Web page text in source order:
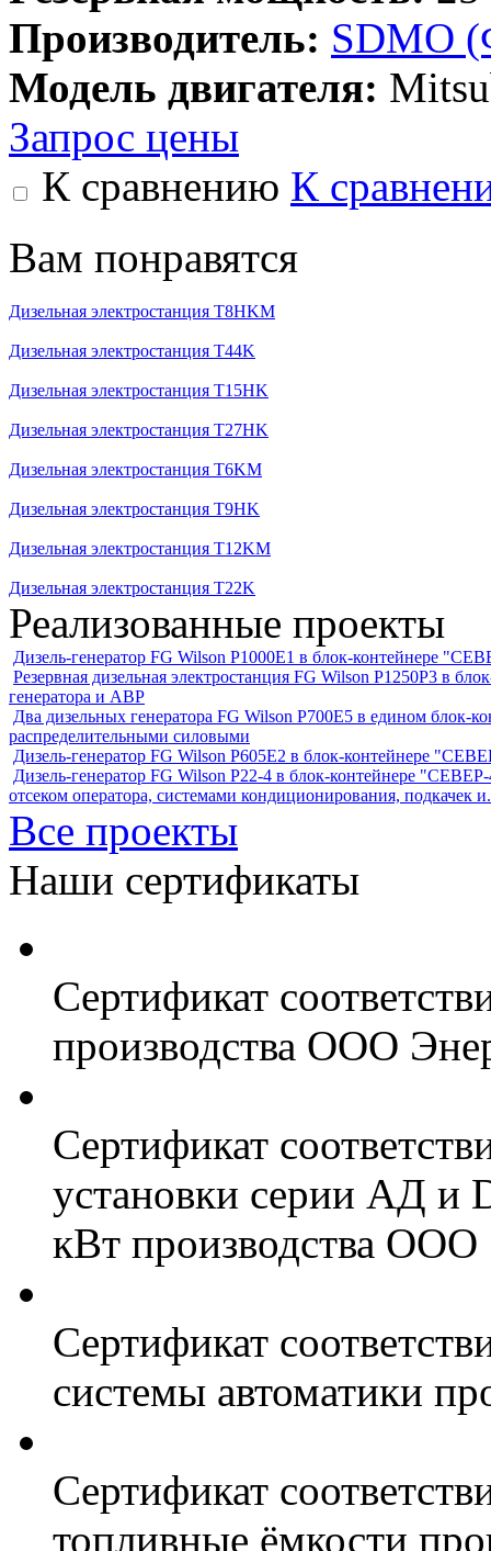
Производитель: SDMO
Модель двигателя:
Запрос цены
К сравнению К
Вам понравятся
Дизельная электростанция T8HKM
Дизельная электростанция T44K
Дизельная электростанция T15HK
Дизельная электростанция T27HK
Дизельная электростанция T6KM
Дизельная электростанция T9HK
Дизельная электростанция T12KM
Дизельная электростанция T22K
Реализованные проекты
Дизель-генератор FG Wilson P1000E1 в блок-контейнере
Резервная дизельная электростанция FG Wilson P1250Р3 в
генератора и АВР
Два дизельных генератора FG Wilson P700E5 в едином
распределительными силовыми
Дизель-генератор FG Wilson P605Е2 в блок-контейнере
Дизель-генератор FG Wilson P22-4 в блок-контейнере
отсеком оператора, системами кондиционирования, подкачек
Все проекты
Наши сертификаты
Сертификат
производства ООО
Сертификат
установки серии АД и
кВт производства ООО
Сертификат
системы автоматики
Сертификат
топливные ёмкости